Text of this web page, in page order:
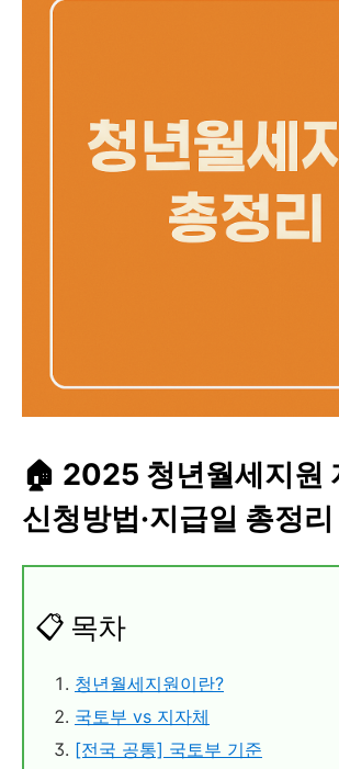
🏠 2025 청년월세지원
신청방법·지급일 총정리
📋 목차
청년월세지원이란?
국토부 vs 지자체
[전국 공통] 국토부 기준